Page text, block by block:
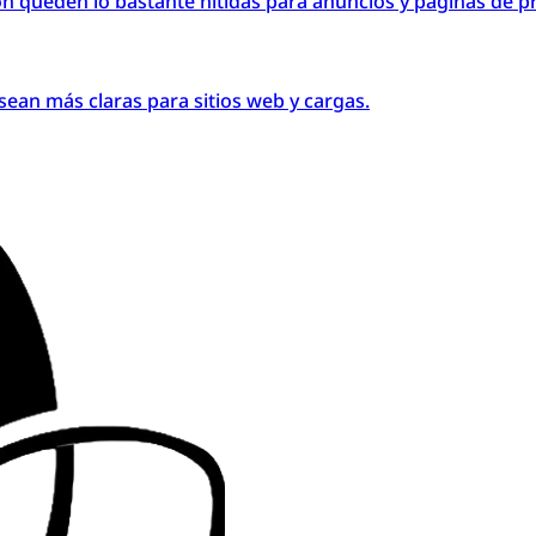
más claras para sitios web y cargas.